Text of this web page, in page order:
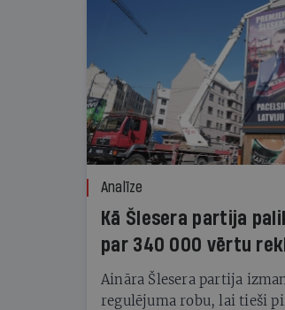
Analīze
Kā Šlesera partija
par 340 000 vērtu
kampaņu
Aināra Šlesera partija
regulējuma robu, lai tieši